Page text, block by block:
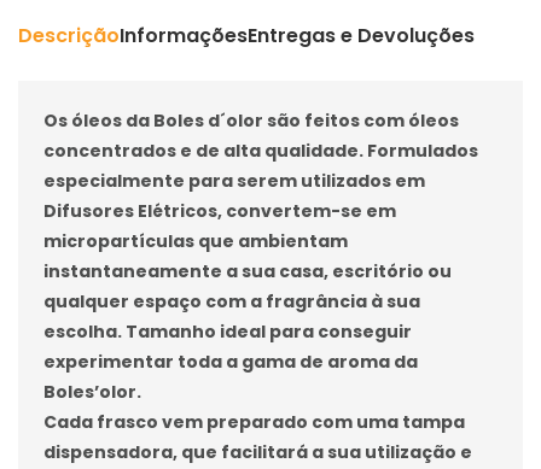
DescriçãoInformaçõesEntregas e Devoluções
Os óleos da Boles d´olor são feitos com óleos
concentrados e de alta qualidade. Formulados
especialmente para serem utilizados em
Difusores Elétricos, convertem-se em
micropartículas que ambientam
instantaneamente a sua casa, escritório ou
qualquer espaço com a fragrância à sua
escolha. Tamanho ideal para conseguir
experimentar toda a gama de aroma da
Boles’olor.
Cada frasco vem preparado com uma tampa
dispensadora, que facilitará a sua utilização e